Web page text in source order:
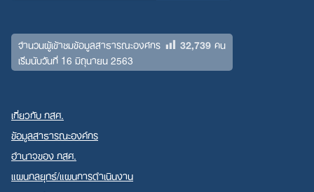
จำนวนผู้เข้าชมข้อมูลสาธารณะองค์กร 32,739คน
เริ่มนับวันที่ 16 มิถุนายน 2563
เกี่ยวกับ กสศ.
ข้อมูลสาธารณะองค์กร
อำนาจของ กสศ.
แผนกลยุทธ์/แผนการดำเนินงาน